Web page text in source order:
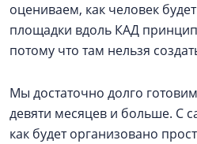
оцениваем, как человек
площадки вдоль КАД
потому что там нельзя
Мы достаточно долго
девяти месяцев и больше. С
как будет организовано